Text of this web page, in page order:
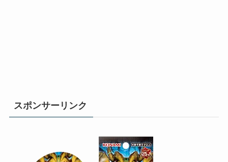
スポンサーリンク